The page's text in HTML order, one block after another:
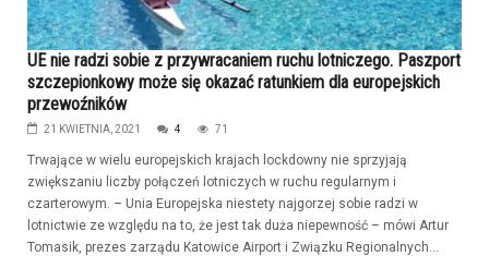
UE nie radzi sobie z przywracaniem ruchu lotniczego. Paszport
szczepionkowy może się okazać ratunkiem dla europejskich
przewoźników
21 KWIETNIA, 2021 4 71
Trwające w wielu europejskich krajach lockdowny nie sprzyjają
zwiększaniu liczby połączeń lotniczych w ruchu regularnym i
czarterowym. – Unia Europejska niestety najgorzej sobie radzi w
lotnictwie ze względu na to, że jest tak duża niepewność – mówi Artur
Tomasik, prezes zarządu Katowice Airport i Związku Regionalnych...